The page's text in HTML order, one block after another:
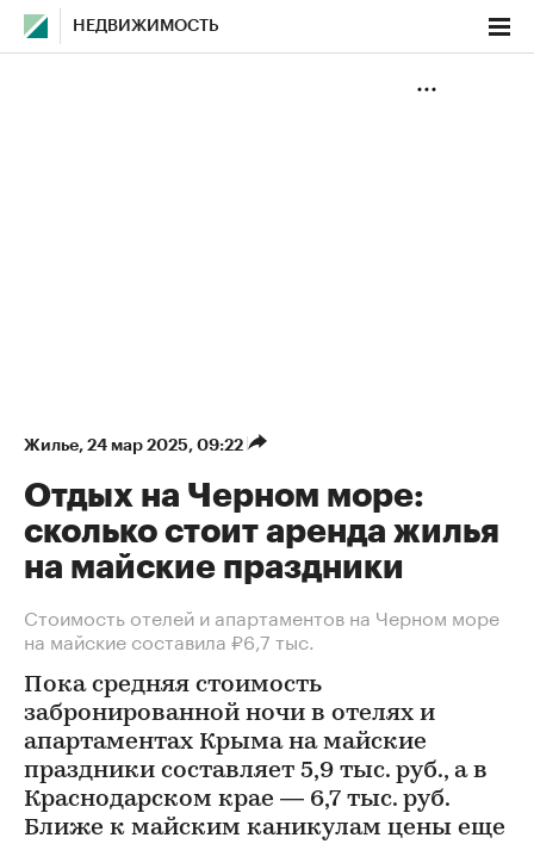
НЕДВИЖИМОСТЬ
Жилье⁠, 24 мар 2025, 09:22
Отдых на Черном море:
сколько стоит аренда жилья
на майские праздники
Стоимость отелей и апартаментов на Черном море
на майские составила ₽6,7 тыс.
Пока средняя стоимость
забронированной ночи в отелях и
апартаментах Крыма на майские
праздники составляет 5,9 тыс. руб., а в
Краснодарском крае — 6,7 тыс. руб.
Ближе к майским каникулам цены еще